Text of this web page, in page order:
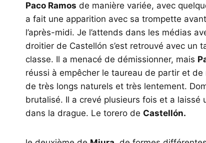
Paco Ramos de manière variée, avec
a fait une apparition avec sa trompette avant
l’après-midi. Je l’attends dans les médias
droitier de Castellón s’est retrouvé avec un
classe. Il a menacé de démissionner, mais
réussi à empêcher le taureau de partir et
de très longs naturels et très lentement.
brutalisé. Il a crevé plusieurs fois et a laissé
dans la drague. Le torero de Castellón.